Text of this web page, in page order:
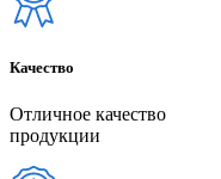
Качество
Отличное качество
продукции